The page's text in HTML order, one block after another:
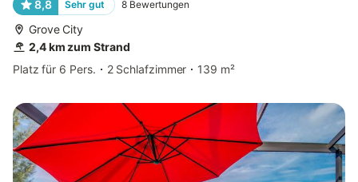
8,8 Sehr gut 8 Bewertungen
Grove City
2,4 km zum Strand
Platz für 6 Pers.
2 Schlafzimmer 139 m²